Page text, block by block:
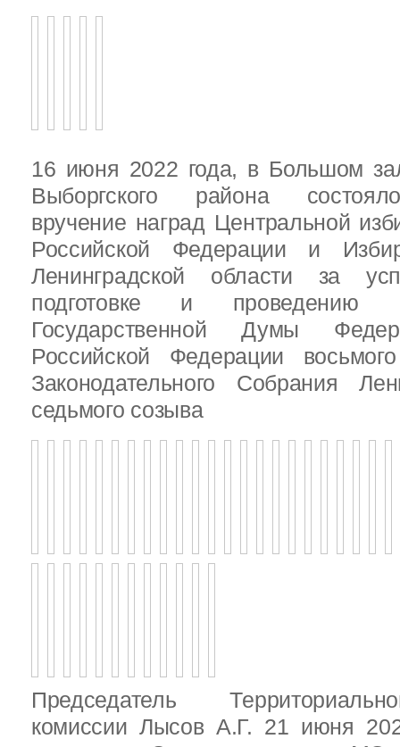
16 июня 2022 года, в Большом
Выборгского района
вручение наград Центральной
Российской Федерации и
Ленинградской области за
подготовке и проведению
Государственной Думы
Российской Федерации
Законодательного Собрания
седьмого созыва
Председатель
комиссии Лысов А.Г. 21 июня